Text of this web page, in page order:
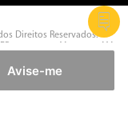
Avise-me
Direitos Reservados.